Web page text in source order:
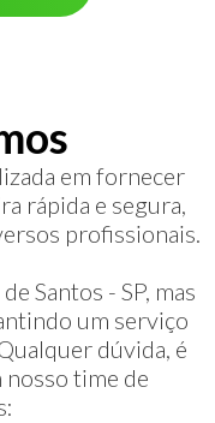
em fornecer
rápida e segura,
profissionais.
Santos - SP, mas
um serviço
dúvida, é
time de